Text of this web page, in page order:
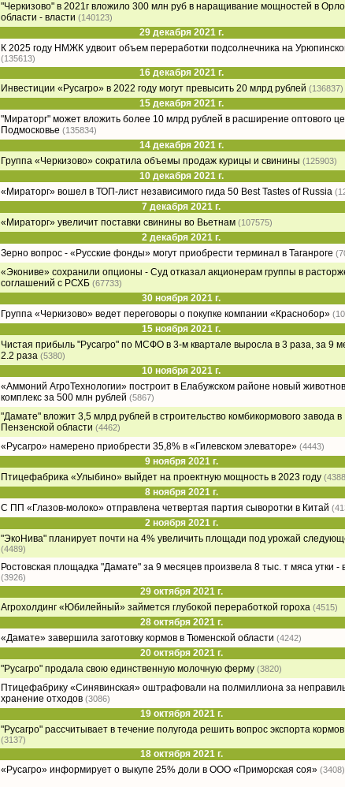
"Черкизово" в 2021г вложило 300 млн руб в наращивание мощностей в
области - власти (140123)
29 декабря 2021 г.
К 2025 году НМЖК удвоит объем переработки подсолнечника на
(135613)
16 декабря 2021 г.
Инвестиции «Русагро» в 2022 году могут превысить 20 млрд рублей (136837)
15 декабря 2021 г.
"Мираторг" может вложить более 10 млрд рублей в расширение оптового
Подмосковье (135834)
14 декабря 2021 г.
Группа «Черкизово» сократила объемы продаж курицы и свинины (125903)
10 декабря 2021 г.
«Мираторг» вошел в ТОП-лист независимого гида 50 Best Tastes of Russia
7 декабря 2021 г.
«Мираторг» увеличит поставки свинины во Вьетнам (107575)
2 декабря 2021 г.
Зерно вопрос - «Русские фонды» могут приобрести терминал в Таганроге
«Экониве» сохранили опционы - Суд отказал акционерам группы в
соглашений с РСХБ (67733)
30 ноября 2021 г.
Группа «Черкизово» ведет переговоры о покупке компании «Краснобор»
15 ноября 2021 г.
Чистая прибыль "Русагро" по МСФО в 3-м квартале выросла в 3 раза, за 9
2.2 раза (5380)
10 ноября 2021 г.
«Аммоний АгроТехнологии» построит в Елабужском районе новый
комплекс за 500 млн рублей (5867)
"Дамате" вложит 3,5 млрд рублей в строительство комбикормового завода в
Пензенской области (4462)
«Русагро» намерено приобрести 35,8% в «Гилевском элеваторе» (4443)
9 ноября 2021 г.
Птицефабрика «Улыбино» выйдет на проектную мощность в 2023 году
8 ноября 2021 г.
С ПП «Глазов-молоко» отправлена четвертая партия сыворотки в Китай
2 ноября 2021 г.
"ЭкоНива" планирует почти на 4% увеличить площади под урожай
(4489)
Ростовская площадка "Дамате" за 9 месяцев произвела 8 тыс. т мяса утки -
(3926)
29 октября 2021 г.
Агрохолдинг «Юбилейный» займется глубокой переработкой гороха (4515)
28 октября 2021 г.
«Дамате» завершила заготовку кормов в Тюменской области (4242)
20 октября 2021 г.
"Русагро" продала свою единственную молочную ферму (3820)
Птицефабрику «Синявинская» оштрафовали на полмиллиона за
хранение отходов (3086)
19 октября 2021 г.
"Русагро" рассчитывает в течение полугода решить вопрос экспорта
(3137)
18 октября 2021 г.
«Русагро» информирует о выкупе 25% доли в ООО «Приморская соя» (3408)